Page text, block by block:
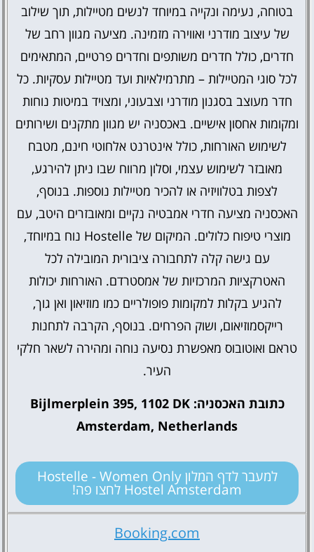
בטוחה, נעימה ונקייה במיוחד לנשים מטיילות, תוך שילוב
של עיצוב מודרני ואווירה מזמינה. מציעה מגוון רחב של
חדרים, כולל חדרים משותפים וחדרים פרטיים, המתאימים
לכל סוגי המטיילות – מתרמילאיות ועד מטיילות עסקיות. כל
חדר מעוצב בסגנון מודרני וצבעוני, ומצויד במיטות נוחות
ומקומות אחסון אישיים. באכסניה יש מגוון מתקנים ושירותים
לשימוש האורחות, כולל אינטרנט אלחוטי חינם, מטבח
מאובזר לשימוש עצמי, וסלון מרווח שבו ניתן להירגע,
לצפות בטלוויזיה או להכיר מטיילות נוספות. בנוסף,
האכסניה מציעה חדרי אמבטיה נקיים ומאובזרים היטב, עם
מוצרי טיפוח כלולים. המיקום של Hostelle נוח במיוחד,
עם גישה קלה לתחבורה ציבורית המובילה לכל
האטרקציות המרכזיות של אמסטרדם. האורחות יכולות
להגיע בקלות למקומות פופולריים כמו מוזיאון ואן גוך,
רייקסמוזיאום, ושוק הפרחים. בנוסף, הקרבה לתחנות
טראם ואוטובוס מאפשרת נסיעה נוחה ומהירה לשאר חלקי
העיר.
כתובת האכסניה: Bijlmerplein 395, 1102 DK
Amsterdam, Netherlands
למעבר לדף המלון Hostelle - Women Only
Hostel Amsterdam לחצו פה!
Booking.com